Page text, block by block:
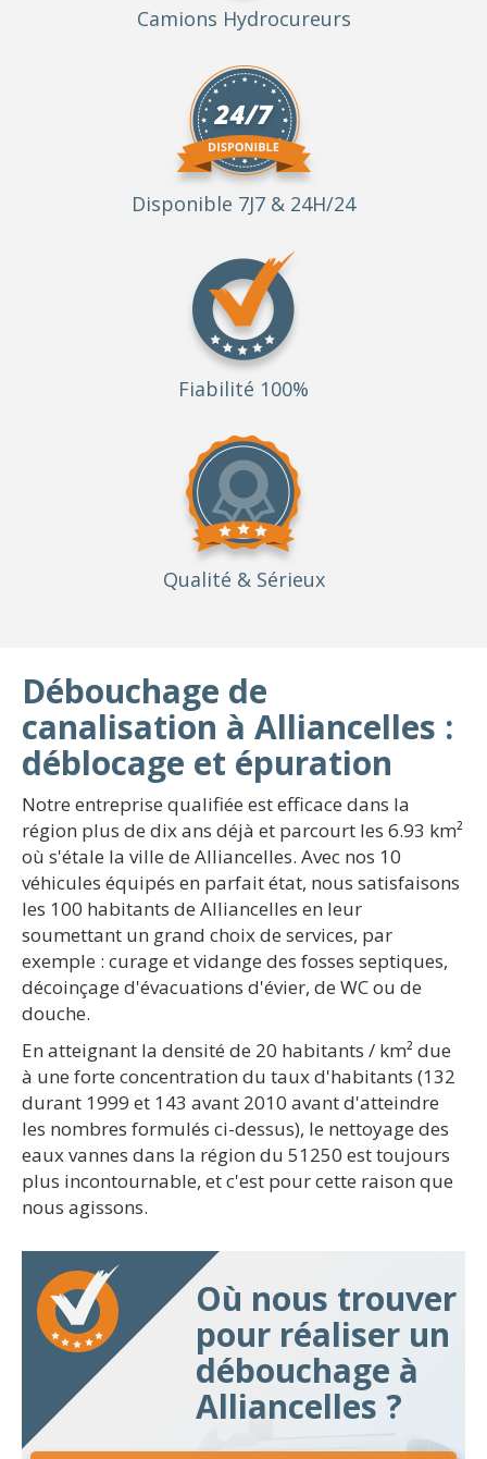
Camions Hydrocureurs
Disponible 7J7 & 24H/24
Fiabilité 100%
Qualité & Sérieux
Débouchage de
canalisation à Alliancelles :
déblocage et épuration
Notre entreprise qualifiée est efficace dans la
région plus de dix ans déjà et parcourt les 6.93 km²
où s'étale la ville de Alliancelles. Avec nos 10
véhicules équipés en parfait état, nous satisfaisons
les 100 habitants de Alliancelles en leur
soumettant un grand choix de services, par
exemple : curage et vidange des fosses septiques,
décoinçage d'évacuations d'évier, de WC ou de
douche.
En atteignant la densité de 20 habitants / km² due
à une forte concentration du taux d'habitants (132
durant 1999 et 143 avant 2010 avant d'atteindre
les nombres formulés ci-dessus), le nettoyage des
eaux vannes dans la région du 51250 est toujours
plus incontournable, et c'est pour cette raison que
nous agissons.
Où nous trouver
pour réaliser un
débouchage à
Alliancelles ?